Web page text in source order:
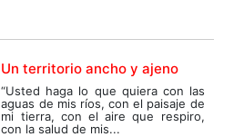
Un territorio ancho y ajeno
“Usted haga lo que quiera con las
aguas de mis ríos, con el paisaje de
mi tierra, con el aire que respiro,
con la salud de mis...